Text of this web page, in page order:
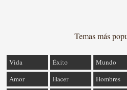
Temas más
Vida Éxito Mundo
Amor
Hacer Hombres